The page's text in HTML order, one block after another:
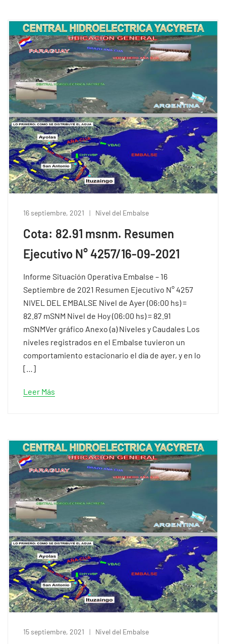
16 septiembre, 2021 Nivel del Embalse
Cota: 82.91 msnm. Resumen
Ejecutivo N° 4257/16-09-2021
Informe Situación Operativa Embalse – 16
Septiembre de 2021 Resumen Ejecutivo N° 4257
NIVEL DEL EMBALSE Nivel de Ayer (06:00 hs) =
82.87 mSNM Nivel de Hoy (06:00 hs) = 82.91
mSNMVer gráfico Anexo (a) Niveles y Caudales Los
niveles registrados en el Embalse tuvieron un
comportamiento estacionario el día de ayer, y en lo
[…]
Leer Más
15 septiembre, 2021 Nivel del Embalse